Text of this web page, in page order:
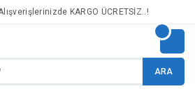
KARGO ÜCRETSİZ..!
ARA